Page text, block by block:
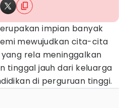
impian banyak
mewujudkan cita-cita
rela meninggalkan
tinggal jauh dari keluarga
di perguruan tinggi.